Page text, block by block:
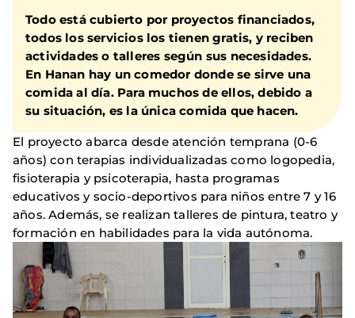
Todo está cubierto por proyectos financiados,
todos los servicios los tienen gratis, y reciben
actividades o talleres según sus necesidades.
En Hanan hay un comedor donde se sirve una
comida al día. Para muchos de ellos, debido a
su situación, es la única comida que hacen.
El proyecto abarca desde atención temprana (0-6
años) con terapias individualizadas como logopedia,
fisioterapia y psicoterapia, hasta programas
educativos y socio-deportivos para niños entre 7 y 16
años. Además, se realizan talleres de pintura, teatro y
formación en habilidades para la vida autónoma.